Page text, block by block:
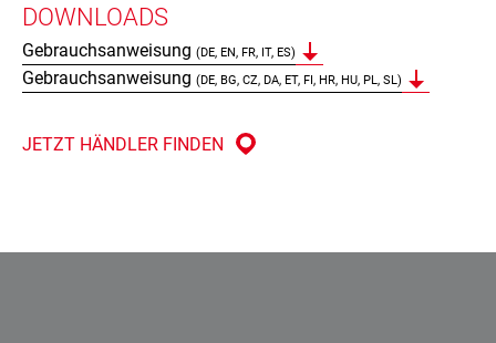
DOWNLOADS
Gebrauchsanweisung (DE, EN, FR, IT, ES)
Gebrauchsanweisung (DE, BG, CZ, DA, ET, FI, HR, HU, PL, SL)
JETZT HÄNDLER FINDEN